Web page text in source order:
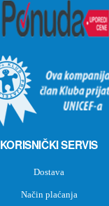
KORISNIČKI SERVIS
Dostava
Način plaćanja